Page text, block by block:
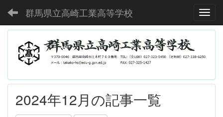
群馬県立高崎工業高等学校
2024年12月の記事一覧